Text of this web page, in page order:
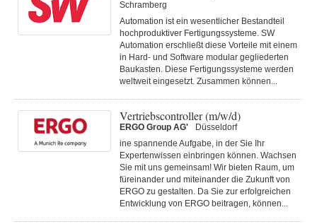
Schramberg
Automation ist ein wesentlicher Bestandteil
hochproduktiver Fertigungssysteme. SW
Automation erschließt diese Vorteile mit einem
in Hard- und Software modular gegliederten
Baukasten. Diese Fertigungs­systeme werden
weltweit eingesetzt. Zusammen können...
Vertriebscontroller (m/w/d)
ERGO Group AG'
Düsseldorf
ine spannende Aufgabe, in der Sie Ihr
Expertenwissen einbringen können. Wachsen
Sie mit uns gemeinsam! Wir bieten Raum, um
füreinander und miteinander die Zukunft von
ERGO zu gestalten. Da Sie zur erfolgreichen
Entwicklung von ERGO beitragen, können...